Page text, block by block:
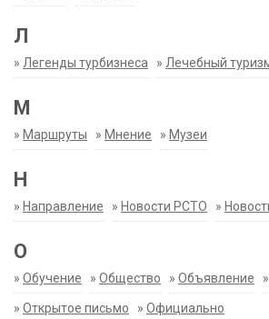
Л
» Легенды турбизнеса » Лечебный
М
» Маршруты » Мнение » Музеи
Н
» Направление » Новости РСТО »
О
» Обучение » Общество » Объявление »
» Открытое письмо » Официально